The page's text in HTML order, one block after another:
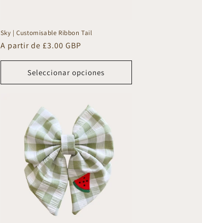
Sky | Customisable Ribbon Tail
Precio
habitual
A partir de £3.00 GBP
Seleccionar opciones